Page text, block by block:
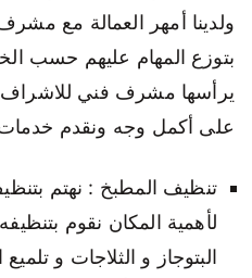
ولدينا أمهر العمالة مع
بتوزع المهام عليهم حسب
يرأسها مشرف فني
على أكمل وجه ونقدم خدمات
تنظيف المطبخ : نهتم
لأهمية المكان نقوم
البتوجاز و الثلاجات و